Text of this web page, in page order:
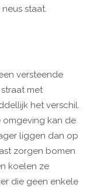
staat.
versteende
met
het verschil.
omgeving kan de
liggen dan op
zorgen bomen
koelen ze
die geen enkele